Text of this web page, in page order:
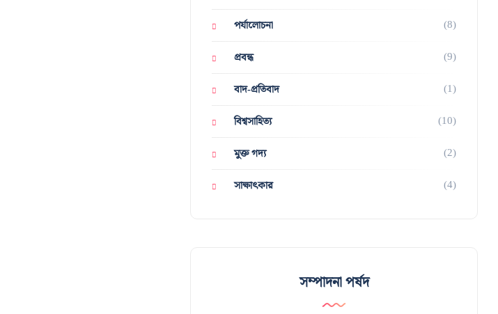
পর্যালোচনা (8)
প্রবন্ধ (9)
বাদ-প্রতিবাদ (1)
বিশ্বসাহিত্য (10)
মুক্ত গদ্য (2)
সাক্ষাৎকার (4)
সম্পাদনা পর্ষদ